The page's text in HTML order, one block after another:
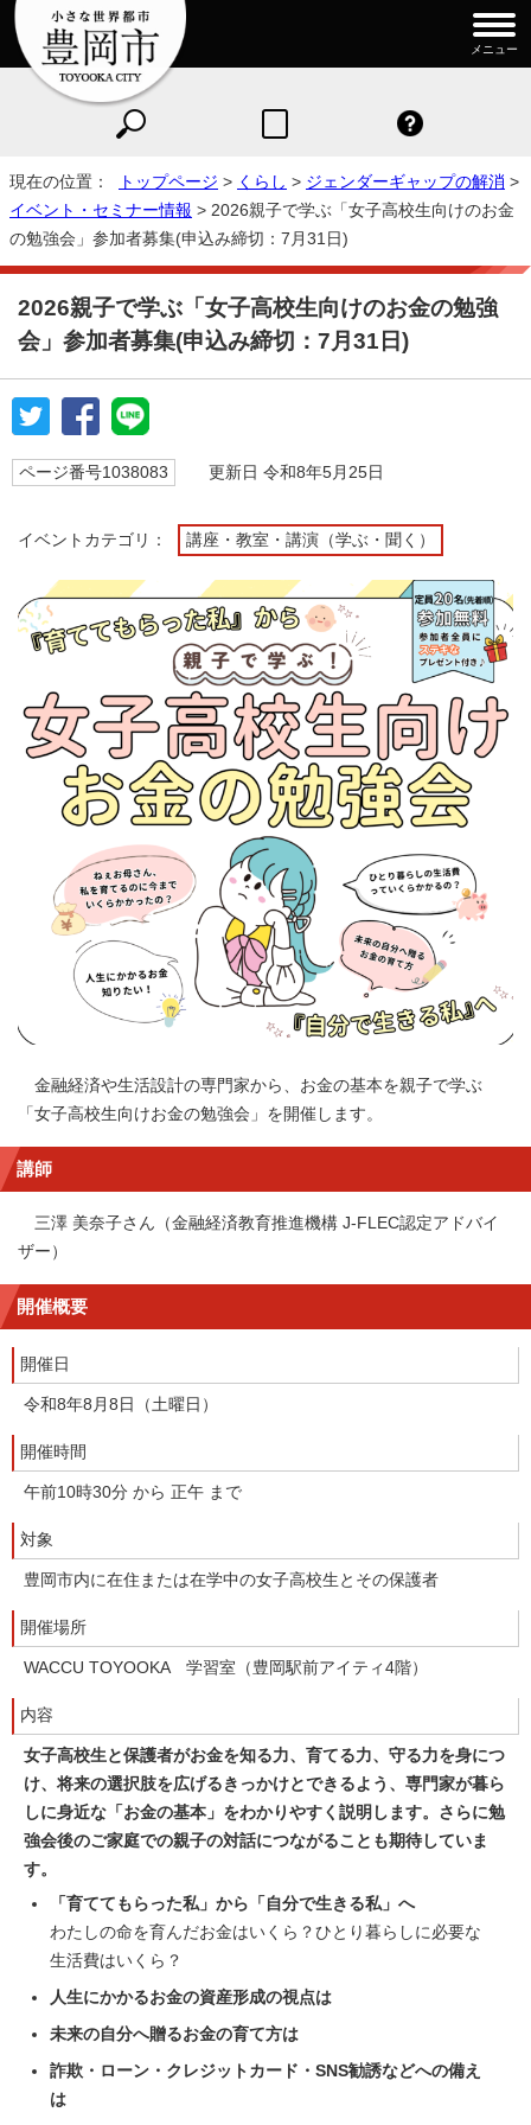
メニュー
現在の位置： トップページ > くらし > ジェンダーギャップの解消 >
イベント・セミナー情報 > 2026親子で学ぶ「女子高校生向けのお金
の勉強会」参加者募集(申込み締切：7月31日)
2026親子で学ぶ「女子高校生向けのお金の勉強
会」参加者募集(申込み締切：7月31日)
ページ番号1038083 更新日 令和8年5月25日
イベントカテゴリ： 講座・教室・講演（学ぶ・聞く）
金融経済や生活設計の専門家から、お金の基本を親子で学ぶ
「女子高校生向けお金の勉強会」を開催します。
講師
三澤 美奈子さん（金融経済教育推進機構 J-FLEC認定アドバイ
ザー）
開催概要
開催日
令和8年8月8日（土曜日）
開催時間
午前10時30分 から 正午 まで
対象
豊岡市内に在住または在学中の女子高校生とその保護者
開催場所
WACCU TOYOOKA 学習室（豊岡駅前アイティ4階）
内容
女子高校生と保護者がお金を知る力、育てる力、守る力を身につ
け、将来の選択肢を広げるきっかけとできるよう、専門家が暮ら
しに身近な「お金の基本」をわかりやすく説明します。さらに勉
強会後のご家庭での親子の対話につながることも期待していま
す。
「育ててもらった私」から「自分で生きる私」へ
わたしの命を育んだお金はいくら？ひとり暮らしに必要な
生活費はいくら？
人生にかかるお金の資産形成の視点は
未来の自分へ贈るお金の育て方は
詐欺・ローン・クレジットカード・SNS勧誘などへの備え
は